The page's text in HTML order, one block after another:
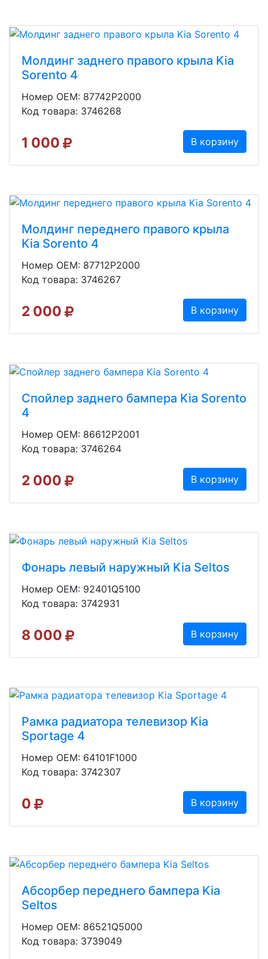
Молдинг заднего правого крыла Kia
Sorento 4
Номер OEM: 87742P2000
Код товара: 3746268
1 000 В корзину
Молдинг переднего правого крыла
Kia Sorento 4
Номер OEM: 87712P2000
Код товара: 3746267
2 000 В корзину
Спойлер заднего бампера Kia Sorento
4
Номер OEM: 86612P2001
Код товара: 3746264
2 000 В корзину
Фонарь левый наружный Kia Seltos
Номер OEM: 92401Q5100
Код товара: 3742931
8 000 В корзину
Рамка радиатора телевизор Kia
Sportage 4
Номер OEM: 64101F1000
Код товара: 3742307
0 В корзину
Абсорбер переднего бампера Kia
Seltos
Номер OEM: 86521Q5000
Код товара: 3739049